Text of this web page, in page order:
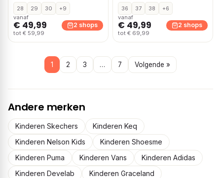
28 29 30
+9
vanaf
€ 49,99
tot € 59,99
2 shops
36 37 38
+6
vanaf
€ 49,99
tot € 69,99
2 shops
1 2 3 … 7 Volgende »
Andere merken
Kinderen Skechers
Kinderen Keq
Kinderen Nelson Kids
Kinderen Shoesme
Kinderen Puma
Kinderen Vans
Kinderen Adidas
Kinderen Develab
Kinderen Graceland